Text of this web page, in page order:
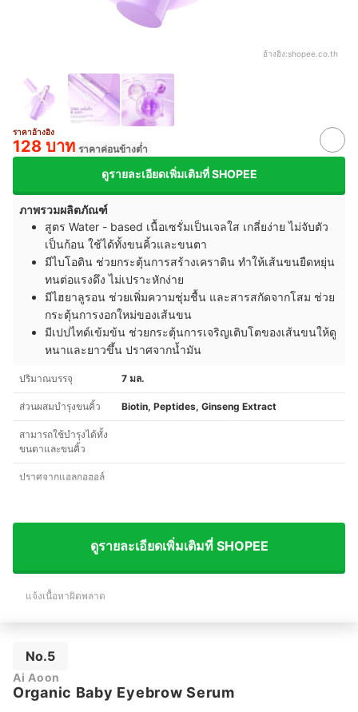
อ้างอิง:shopee.co.th
ราคาอ้างอิง
128 บาท ราคาค่อนข้างต่ำ
ดูรายละเอียดเพิ่มเติมที่ SHOPEE
ภาพรวมผลิตภัณฑ์
สูตร Water - based เนื้อเซรั่มเป็นเจลใส เกลี่ยง่าย ไม่จับตัว
เป็นก้อน ใช้ได้ทั้งขนคิ้วและขนตา
มีไบโอติน ช่วยกระตุ้นการสร้างเคราติน ทำให้เส้นขนยืดหยุ่น
ทนต่อแรงดึง ไม่เปราะหักง่าย
มีไฮยาลูรอน ช่วยเพิ่มความชุ่มชื้น และสารสกัดจากโสม ช่วย
กระตุ้นการงอกใหม่ของเส้นขน
มีเปปไทด์เข้มข้น ช่วยกระตุ้นการเจริญเติบโตของเส้นขนให้ดู
หนาและยาวขึ้น ปราศจากน้ำมัน
ปริมาณบรรจุ 7 มล.
ส่วนผสมบำรุงขนคิ้ว Biotin, Peptides, Ginseng Extract
สามารถใช้บำรุงได้ทั้ง
ขนตาและขนคิ้ว
ปราศจากแอลกอฮอล์
ดูรายละเอียดเพิ่มเติมที่ SHOPEE
แจ้งเนื้อหาผิดพลาด
No.5
Ai Aoon
Organic Baby Eyebrow Serum